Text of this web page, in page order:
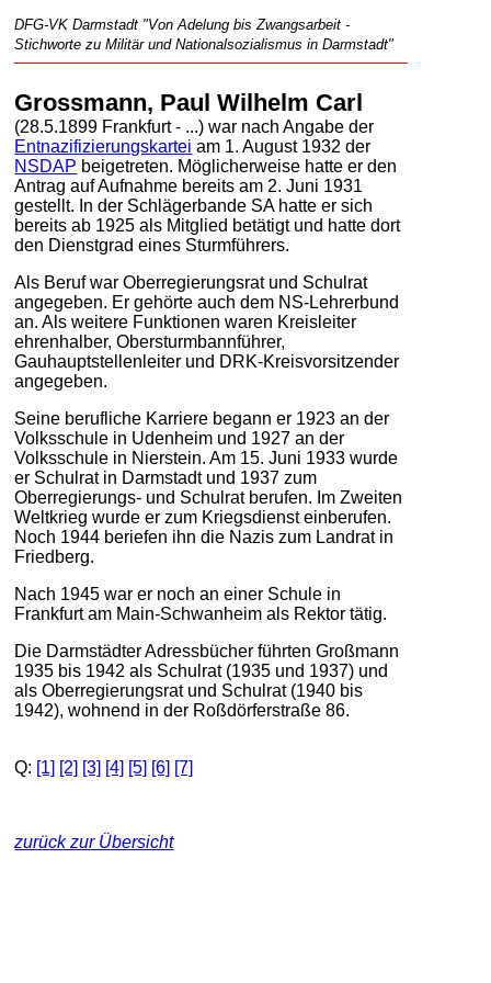
DFG-VK Darmstadt "Von Adelung bis Zwangsarbeit -
Stichworte zu Militär und Nationalsozialismus in Darmstadt"
Grossmann, Paul Wilhelm Carl
(28.5.1899 Frankfurt - ...) war nach Angabe der
Entnazifizierungskartei am 1. August 1932 der
NSDAP beigetreten. Möglicherweise hatte er den
Antrag auf Aufnahme bereits am 2. Juni 1931
gestellt. In der Schlägerbande SA hatte er sich
bereits ab 1925 als Mitglied betätigt und hatte dort
den Dienstgrad eines Sturmführers.
Als Beruf war Oberregierungsrat und Schulrat
angegeben. Er gehörte auch dem NS-Lehrerbund
an. Als weitere Funktionen waren Kreisleiter
ehrenhalber, Obersturmbannführer,
Gauhauptstellenleiter und DRK-Kreisvorsitzender
angegeben.
Seine berufliche Karriere begann er 1923 an der
Volksschule in Udenheim und 1927 an der
Volksschule in Nierstein. Am 15. Juni 1933 wurde
er Schulrat in Darmstadt und 1937 zum
Oberregierungs- und Schulrat berufen. Im Zweiten
Weltkrieg wurde er zum Kriegsdienst einberufen.
Noch 1944 beriefen ihn die Nazis zum Landrat in
Friedberg.
Nach 1945 war er noch an einer Schule in
Frankfurt am Main-Schwanheim als Rektor tätig.
Die Darmstädter Adressbücher führten Großmann
1935 bis 1942 als Schulrat (1935 und 1937) und
als Oberregierungsrat und Schulrat (1940 bis
1942), wohnend in der Roßdörferstraße 86.
Q: [1] [2] [3] [4] [5] [6] [7]
zurück zur Übersicht